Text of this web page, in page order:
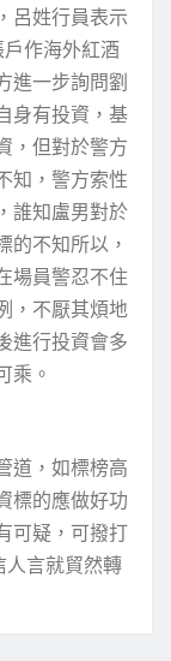
呂姓行員表示
作海外紅酒
進一步詢問劉
身有投資，基
，但對於警方
知，警方索性
誰知盧男對於
的不知所以，
場員警忍不住
，不厭其煩地
進行投資會多
乘。
道，如標榜高
標的應做好功
可疑，可撥打
人言就貿然轉